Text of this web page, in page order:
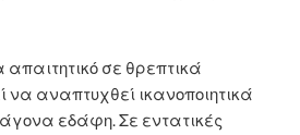
απαιτητικό σε θρεπτικά
να αναπτυχθεί ικανοποιητικά
εδάφη. Σε εντατικές